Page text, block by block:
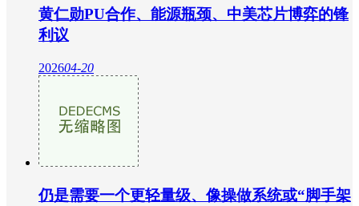
黄仁勋PU合作、能源瓶颈、中美芯片博弈的锋
利议
202604-20
仍是需要一个更轻量级、像操做系统或“脚手架